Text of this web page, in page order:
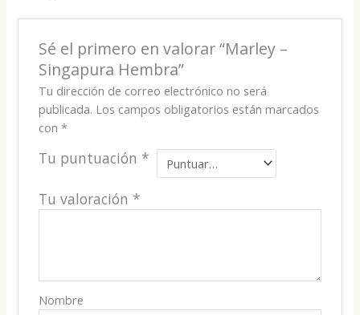
Sé el primero en valorar “Marley –
Singapura Hembra”
Tu dirección de correo electrónico no será
publicada. Los campos obligatorios están marcados
con *
Tu puntuación *
Tu valoración *
Nombre